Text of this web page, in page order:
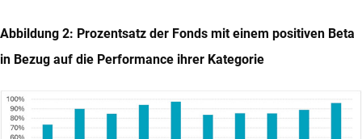
Abbildung 2: Prozentsatz der Fonds mit einem positiven Beta
in Bezug auf die Performance ihrer Kategorie